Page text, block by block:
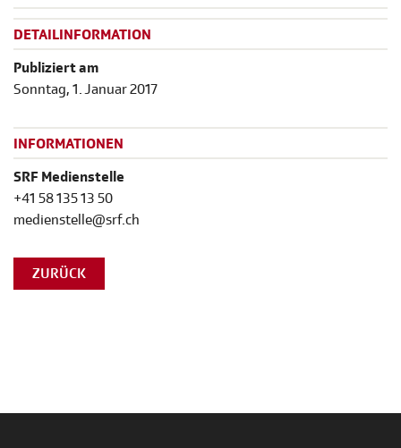
DETAILINFORMATION
Publiziert am
Sonntag, 1. Januar 2017
INFORMATIONEN
SRF Medienstelle
+41 58 135 13 50
medienstelle@srf.ch
ZURÜCK